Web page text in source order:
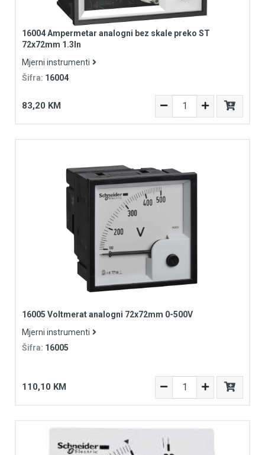
16004 Ampermetar analogni bez skale preko ST
72x72mm 1.3In
Mjerni instrumenti
Šifra: 16004
83,20 KM
16005 Voltmerat analogni 72x72mm 0-500V
Mjerni instrumenti
Šifra: 16005
110,10 KM